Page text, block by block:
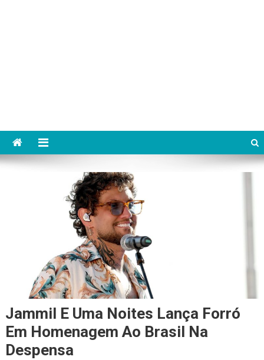
Jammil E Uma Noites Lança Forró
Em Homenagem Ao Brasil Na
Despensa